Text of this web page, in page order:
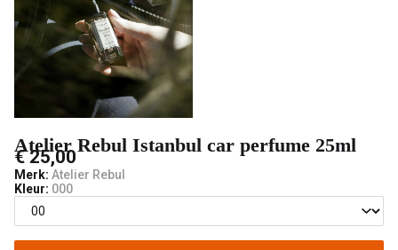
Atelier Rebul Istanbul car perfume 25ml
€ 25,00
Merk: Atelier Rebul
Kleur: 000